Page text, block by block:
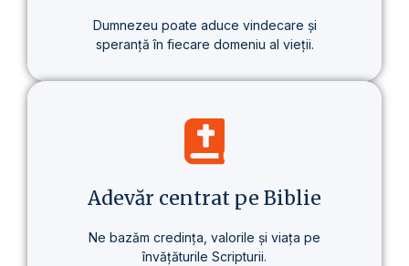
Dumnezeu poate aduce vindecare și
speranță în fiecare domeniu al vieții.
Nu vorbim doar despre credință, ci
despre un stil de viață care aduce o
schimbare reală – în sănătate, în gândire
Adevăr centrat pe Biblie
Ne bazăm credința, valorile și viața pe
învățăturile Scripturii.